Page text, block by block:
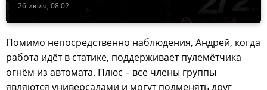
26 июля, 08:02
Помимо непосредственно наблюдения, Андрей, когда
работа идёт в статике, поддерживает пулемётчика
огнём из автомата. Плюс – все члены группы
являются универсалами и могут подменять друг